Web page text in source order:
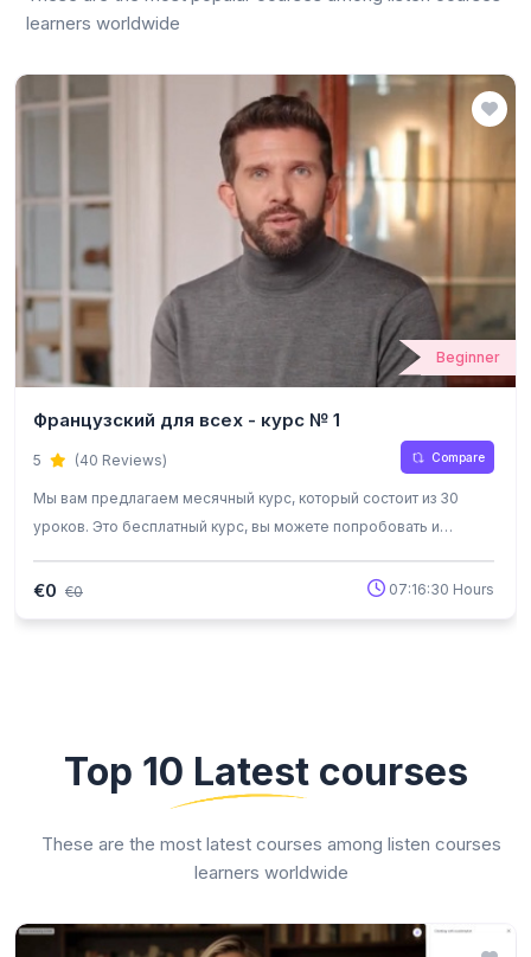
learners worldwide
Beginner
Французский для всех - курс № 1
5 (40 Reviews) Compare
Мы вам предлагаем месячный курс, который состоит из 30
уроков. Это бесплатный курс, вы можете попробовать и
понравится и вы продолжите обучение с нами
€0 €0 07:16:30 Hours
Top 10 Latest courses
These are the most latest courses among listen courses
learners worldwide